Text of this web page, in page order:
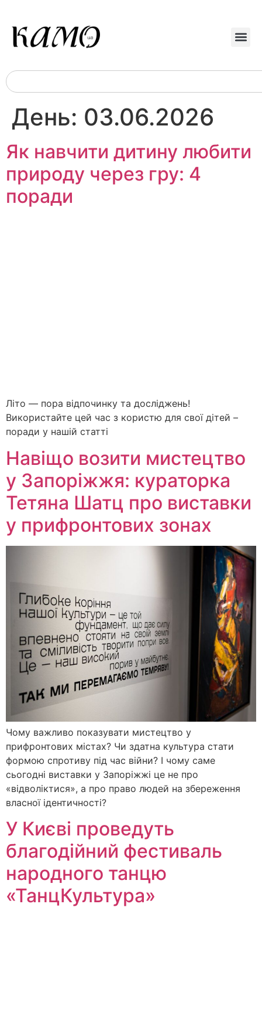
День: 03.06.2026
Як навчити дитину любити
природу через гру: 4
поради
Літо — пора відпочинку та досліджень!
Використайте цей час з користю для свої дітей –
поради у нашій статті
Навіщо возити мистецтво
у Запоріжжя: кураторка
Тетяна Шатц про виставки
у прифронтових зонах
Чому важливо показувати мистецтво у
прифронтових містах? Чи здатна культура стати
формою спротиву під час війни? І чому саме
сьогодні виставки у Запоріжжі це не про
«відволіктися», а про право людей на збереження
власної ідентичності?
У Києві проведуть
благодійний фестиваль
народного танцю
«ТанцКультура»